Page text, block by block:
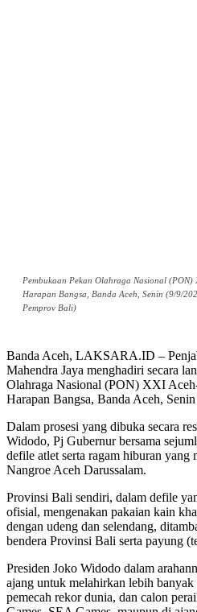
Pembukaan Pekan Olahraga Nasional
Harapan Bangsa, Banda Aceh, Senin (9/9/
Pemprov Bali)
Banda Aceh, LAKSARA.ID –
Mahendra Jaya menghadiri secara
Olahraga Nasional (PON) XXI
Harapan Bangsa, Banda Aceh,
Dalam prosesi yang dibuka secara
Widodo, Pj Gubernur bersama
defile atlet serta ragam hiburan yang
Nangroe Aceh Darussalam.
Provinsi Bali sendiri, dalam defile
ofisial, mengenakan pakaian kain
dengan udeng dan selendang,
bendera Provinsi Bali serta payung
Presiden Joko Widodo dalam
ajang untuk melahirkan lebih banyak
pemecah rekor dunia, dan calon